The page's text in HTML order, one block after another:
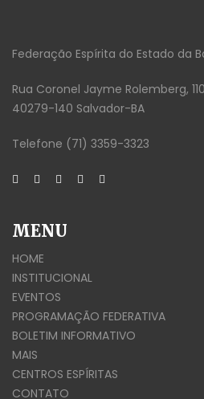
Federação Espírita do Estado da
Rua Coronel Jayme Rolemberg,
40279-140 Salvador-BA
Telefone (71) 3359-3323
MENU
HOME
INSTITUCIONAL
EVENTOS
PROGRAMAÇÃO FEDERATIVA
BOLETIM INFORMATIVO
MAIS
CENTROS ESPÍRITAS
CONTATO